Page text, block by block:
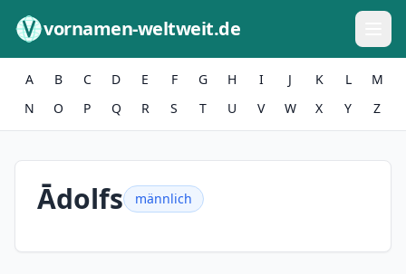
vornamen-weltweit.de
A B C D E F G H I J K L
M
N
O P Q R S T U V W X Y Z
Ādolfs männlich